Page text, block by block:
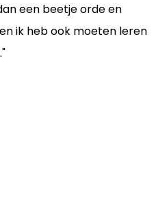
een beetje orde en
ik heb ook moeten leren